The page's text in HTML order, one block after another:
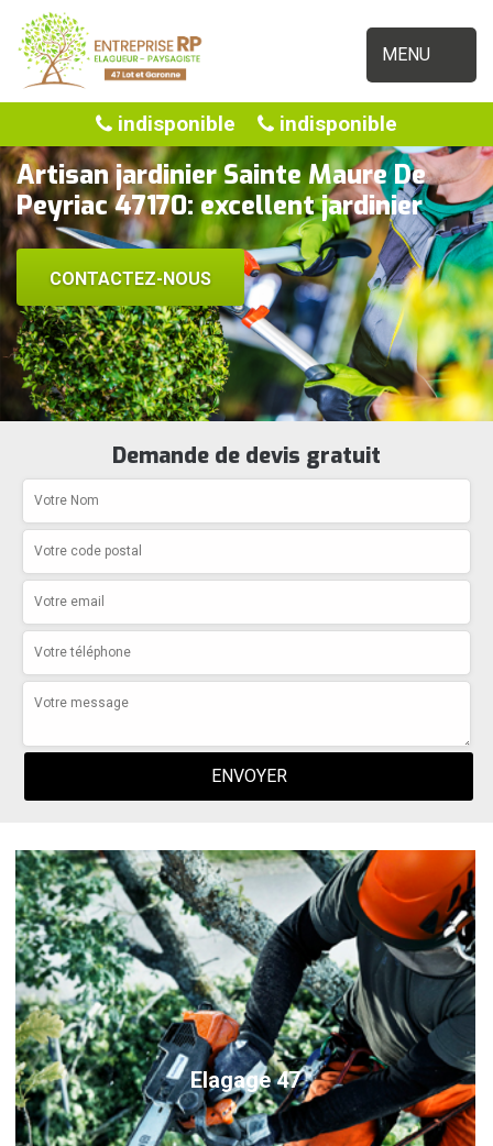
MENU
indisponible indisponible
Artisan jardinier Sainte Maure De
Peyriac 47170: excellent jardinier
CONTACTEZ-NOUS
Demande de devis gratuit
Elagage 47